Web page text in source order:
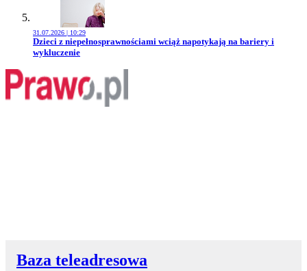
31.07.2026 | 10:29
Przejdź do artykułu:
Dzieci z niepełnosprawnościami wciąż napotykają na bariery i
wykluczenie
Baza teleadresowa